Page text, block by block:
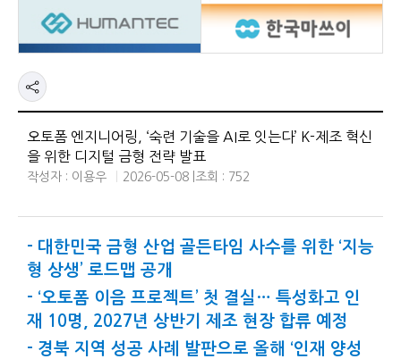
오토폼 엔지니어링, ‘숙련 기술을 AI로 잇는다’ K-제조 혁신
을 위한 디지털 금형 전략 발표
작성자 : 이용우 2026-05-08 | 조회 : 752
- 대한민국 금형 산업 골든타임 사수를 위한 ‘지능
형 상생’ 로드맵 공개
- ‘오토폼 이음 프로젝트’ 첫 결실… 특성화고 인
재 10명, 2027년 상반기 제조 현장 합류 예정
- 경북 지역 성공 사례 발판으로 올해 ‘인재 양성